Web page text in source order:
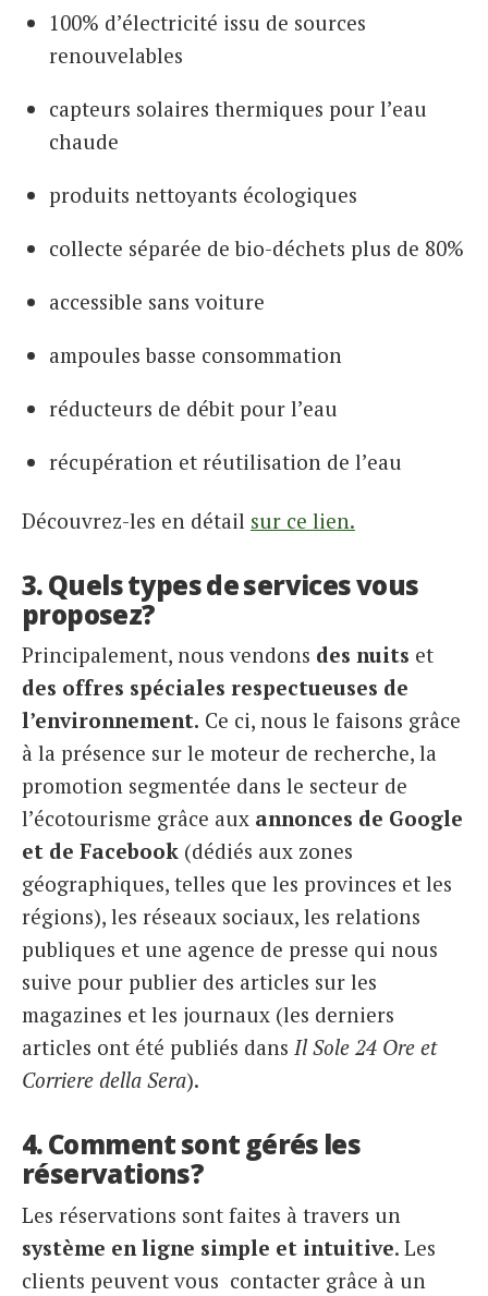
100% d’électricité issu de sources
renouvelables
capteurs solaires thermiques pour l’eau
chaude
produits nettoyants écologiques
collecte séparée de bio-déchets plus de 80%
accessible sans voiture
ampoules basse consommation
réducteurs de débit pour l’eau
récupération et réutilisation de l’eau
Découvrez-les en détail sur ce lien.
3. Quels types de services vous
proposez?
Principalement, nous vendons des nuits et
des offres spéciales respectueuses de
l’environnement. Ce ci, nous le faisons grâce
à la présence sur le moteur de recherche, la
promotion segmentée dans le secteur de
l’écotourisme grâce aux annonces de Google
et de Facebook (dédiés aux zones
géographiques, telles que les provinces et les
régions), les réseaux sociaux, les relations
publiques et une agence de presse qui nous
suive pour publier des articles sur les
magazines et les journaux (les derniers
articles ont été publiés dans Il Sole 24 Ore et
Corriere della Sera).
4. Comment sont gérés les
réservations?
Les réservations sont faites à travers un
système en ligne simple et intuitive. Les
clients peuvent vous contacter grâce à un